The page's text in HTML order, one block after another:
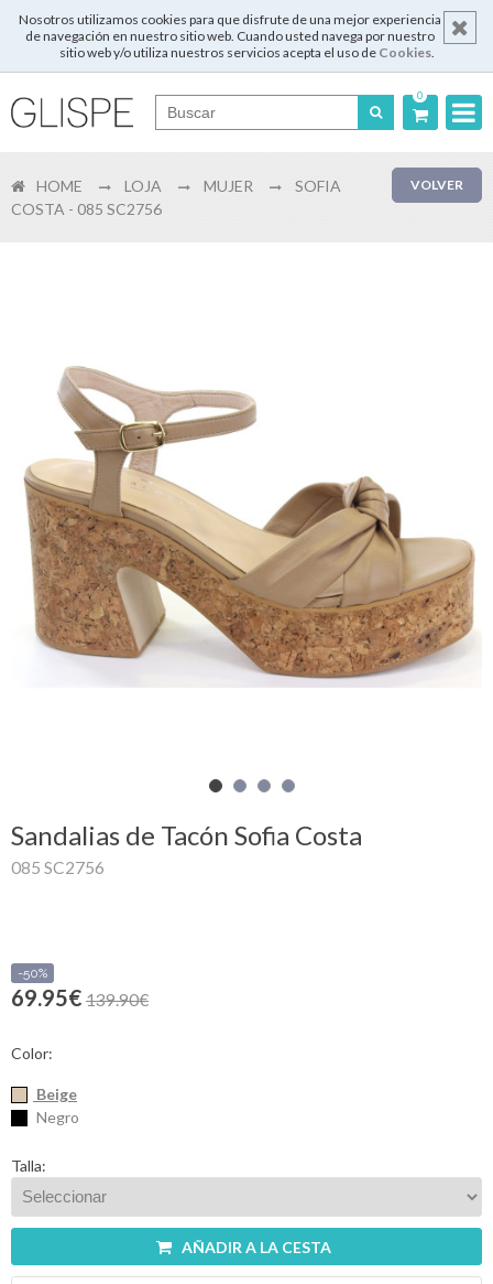
Nosotros utilizamos cookies para que disfrute de una mejor experiencia
de navegación en nuestro sitio web. Cuando usted navega por nuestro
sitio web y/o utiliza nuestros servicios acepta el uso de Cookies.
0
English
Login
Registrar
Mi
cesta
Glispe
Mujer
VOLVER
HOME LOJA MUJER
SOFIA
COSTA - 085 SC2756
Sandalias de Tacón Sofia Costa
085 SC2756
-50%
69.95€ 139.90€
Color:
Beige
Negro
Talla:
AÑADIR A LA CESTA